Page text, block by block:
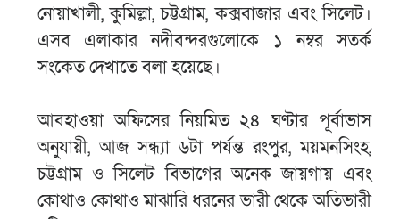
নোয়াখালী, কুমিল্লা, চট্টগ্রাম, কক্সবাজার এবং সিলেট।
এসব এলাকার নদীবন্দরগুলোকে ১ নম্বর সতর্ক
সংকেত দেখাতে বলা হয়েছে।
আবহাওয়া অফিসের নিয়মিত ২৪ ঘণ্টার পূর্বাভাস
অনুযায়ী, আজ সন্ধ্যা ৬টা পর্যন্ত রংপুর, ময়মনসিংহ,
চট্টগ্রাম ও সিলেট বিভাগের অনেক জায়গায় এবং
কোথাও কোথাও মাঝারি ধরনের ভারী থেকে অতিভারী